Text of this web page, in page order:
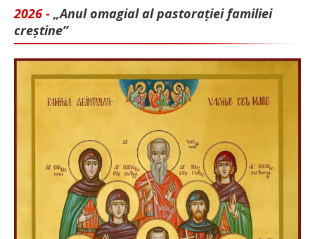
2026 - „Anul omagial al pastorației familiei
creștine”